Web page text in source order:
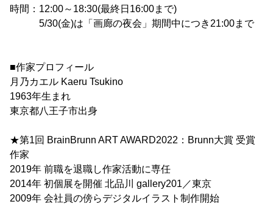
時間：12:00～18:30(最終日16:00まで)
5/30(金)は「画廊の夜会」期間中につき21:00まで
■作家プロフィール
月乃カエル Kaeru Tsukino
1963年生まれ
東京都八王子市出身
★第1回 BrainBrunn ART AWARD2022：Brunn大賞 受賞
作家
2019年 前職を退職し作家活動に専任
2014年 初個展を開催 北品川 gallery201／東京
2009年 会社員の傍らデジタルイラスト制作開始